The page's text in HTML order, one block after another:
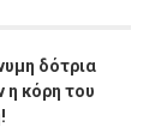
δότρια
η κόρη του